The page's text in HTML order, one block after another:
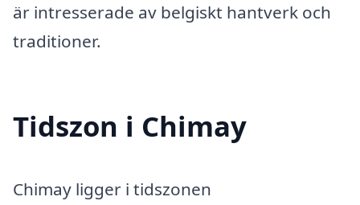
är intresserade av belgiskt hantverk och
traditioner.
Tidszon i Chimay
Chimay ligger i tidszonen